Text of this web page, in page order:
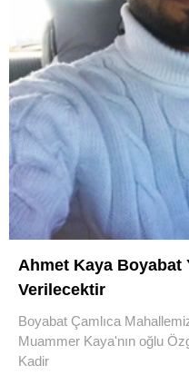
Ahmet Kaya Boyabat
Verilecektir
Boyabat Çamlıca
Muammer Kaya'nın oğlu
Kadir